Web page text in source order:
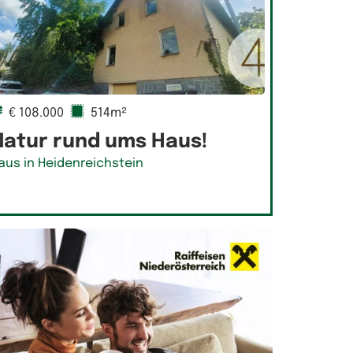
€ 108.000 514m²
rund ums Haus!
in Heidenreichstein